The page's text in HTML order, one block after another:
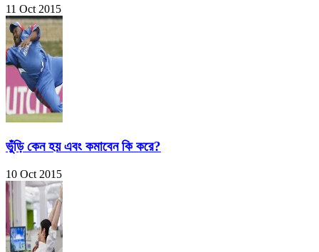
11 Oct 2015
ভুঁড়ি কেন হয় এবং কমাবেন কি করে?
10 Oct 2015